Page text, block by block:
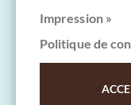
Impression »
Politique de